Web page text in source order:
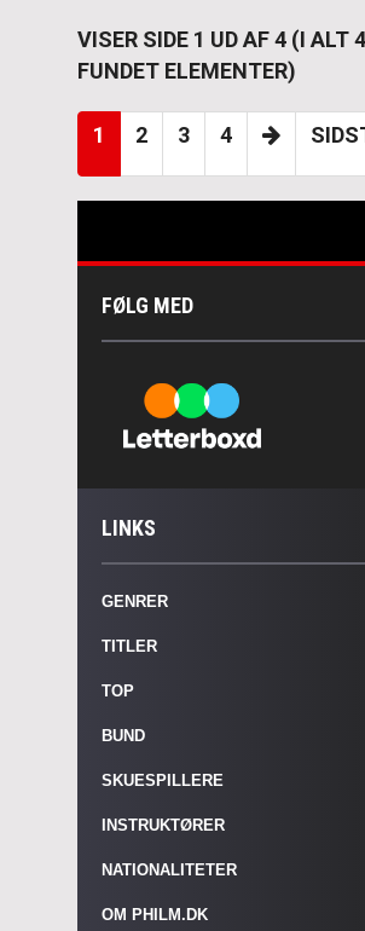
VISER SIDE 1 UD AF 4 (I ALT
FUNDET ELEMENTER)
1 2 3 4
FØLG MED
LINKS
GENRER
TITLER
TOP
BUND
SKUESPILLERE
INSTRUKTØRER
NATIONALITETER
OM PHILM.DK